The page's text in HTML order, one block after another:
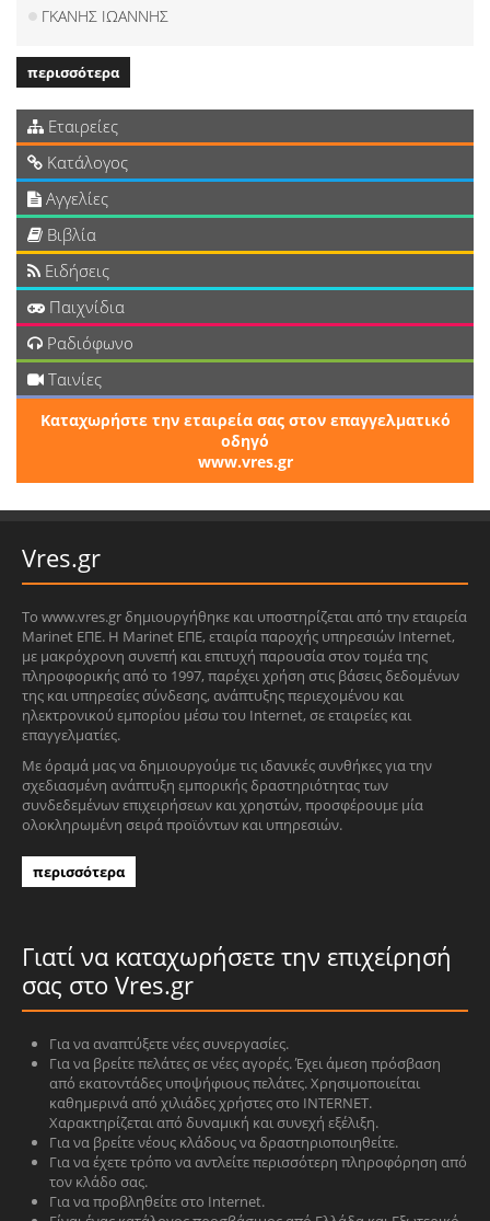
ΓΚΑΝΗΣ ΙΩΑΝΝΗΣ
περισσότερα
Εταιρείες
Κατάλογος
Αγγελίες
Βιβλία
Ειδήσεις
Παιχνίδια
Ραδιόφωνο
Ταινίες
Καταχωρήστε την εταιρεία σας στον επαγγελματικό
οδηγό
www.vres.gr
Vres.gr
Το www.vres.gr δημιουργήθηκε και υποστηρίζεται από την εταιρεία
Marinet ΕΠΕ. Η Marinet ΕΠΕ, εταιρία παροχής υπηρεσιών Internet,
με μακρόχρονη συνεπή και επιτυχή παρουσία στον τομέα της
πληροφορικής από το 1997, παρέχει χρήση στις βάσεις δεδομένων
της και υπηρεσίες σύνδεσης, ανάπτυξης περιεχομένου και
ηλεκτρονικού εμπορίου μέσω του Internet, σε εταιρείες και
επαγγελματίες.
Με όραμά μας να δημιουργούμε τις ιδανικές συνθήκες για την
σχεδιασμένη ανάπτυξη εμπορικής δραστηριότητας των
συνδεδεμένων επιχειρήσεων και χρηστών, προσφέρουμε μία
ολοκληρωμένη σειρά προϊόντων και υπηρεσιών.
περισσότερα
Γιατί να καταχωρήσετε την επιχείρησή
σας στο Vres.gr
Για να αναπτύξετε νέες συνεργασίες.
Για να βρείτε πελάτες σε νέες αγορές. Έχει άμεση πρόσβαση
από εκατοντάδες υποψήφιους πελάτες. Χρησιμοποιείται
καθημερινά από χιλιάδες χρήστες στο INTERNET.
Χαρακτηρίζεται από δυναμική και συνεχή εξέλιξη.
Για να βρείτε νέους κλάδους να δραστηριοποιηθείτε.
Για να έχετε τρόπο να αντλείτε περισσότερη πληροφόρηση από
τον κλάδο σας.
Για να προβληθείτε στο Internet.